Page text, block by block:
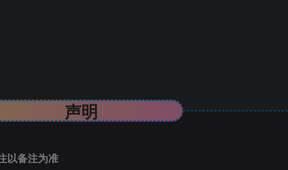
声明
以备注为准